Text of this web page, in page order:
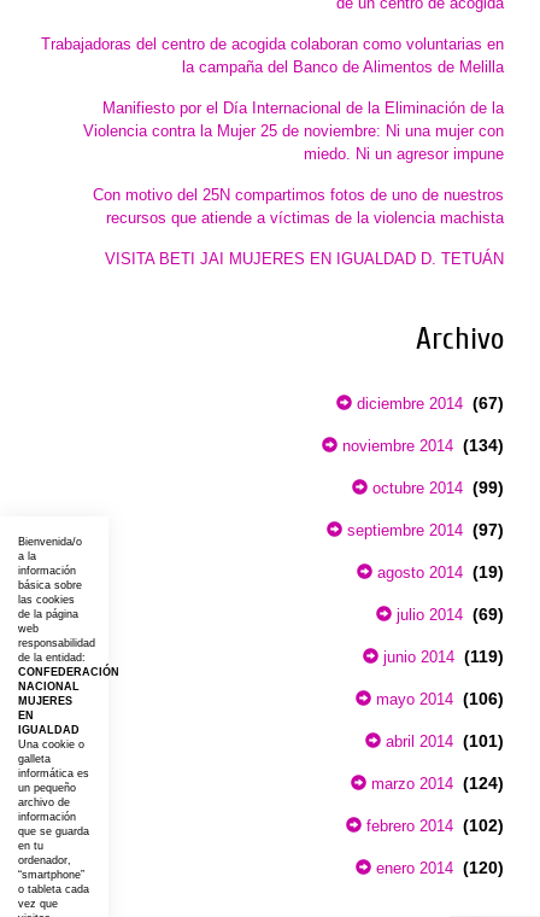
Trabajadoras del centro de acogida colaboran como voluntarias en
la campaña del Banco de Alimentos de Melilla
Manifiesto por el Día Internacional de la Eliminación de la
Violencia contra la Mujer 25 de noviembre: Ni una mujer con
miedo. Ni un agresor impune
Con motivo del 25N compartimos fotos de uno de nuestros
recursos que atiende a víctimas de la violencia machista
VISITA BETI JAI MUJERES EN IGUALDAD D. TETUÁN
Archivo
diciembre 2014 (67)
noviembre 2014 (134)
octubre 2014 (99)
septiembre 2014 (97)
agosto 2014 (19)
julio 2014 (69)
junio 2014 (119)
mayo 2014 (106)
abril 2014 (101)
marzo 2014 (124)
febrero 2014 (102)
enero 2014 (120)
Bienvenida/o
a la
información
básica sobre
las cookies
de la página
web
responsabilidad
de la entidad:
CONFEDERACIÓN
NACIONAL
MUJERES
EN
IGUALDAD
Una cookie o
galleta
informática es
un pequeño
archivo de
información
que se guarda
en tu
ordenador,
“smartphone”
o tableta cada
vez que